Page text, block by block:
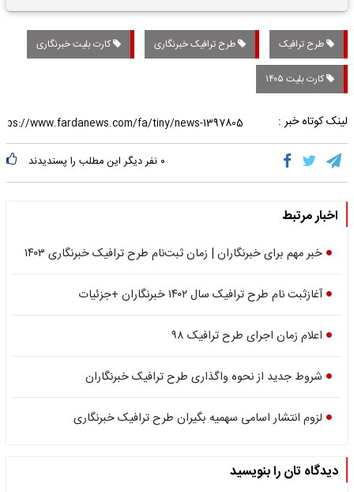
تاریخی واریز خواهد شد؟
طرح ترافیک طرح ترافیک خبرنگاری کارت بلیت خبرنگاری
کارت بلیت ۱۴۰۵
لینک کوتاه خبر :
۰ نفر دیگر این مطلب را پسندیدند
اخبار مرتبط
خبر مهم برای خبرنگاران | زمان ثبت‌نام طرح ترافیک خبرنگاری ۱۴۰۳
آغازثبت‌ نام طرح ترافیک سال ۱۴۰۲ خبرنگاران +جزئیات
اعلام زمان اجرای طرح ترافیک ۹۸
شروط جدید از نحوه واگذاری طرح ترافیک خبرنگاران
لزوم انتشار اسامی سهمیه بگیران طرح ترافیک خبرنگاری
دیدگاه تان را بنویسید